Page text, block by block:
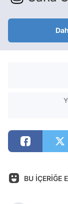
BU İÇERİĞE